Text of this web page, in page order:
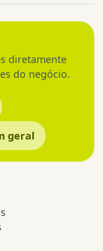
diretamente
do negócio.
geral